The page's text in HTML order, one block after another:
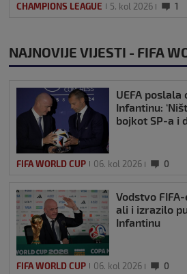
CHAMPIONS LEAGUE 5. kol 2026 1
NAJNOVIJE VIJESTI - FIFA
UEFA
Infantinu:
bojkot SP-a i
FIFA WORLD CUP 06. kol 2026 0
Vodstvo
ali i izrazilo
Infantinu
FIFA WORLD CUP 06. kol 2026 0